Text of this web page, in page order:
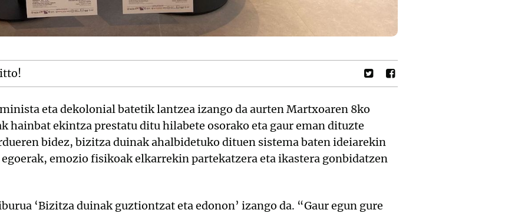
eta dekolonial batetik lantzea izango da aurten Martxoaren 8ko
hainbat ekintza prestatu ditu hilabete osorako eta gaur eman dituzte
bidez, bizitza duinak ahalbidetuko dituen sistema baten ideiarekin
emozio fisikoak elkarrekin partekatzera eta ikastera gonbidatzen
‘Bizitza duinak guztiontzat eta edonon’ izango da. “Gaur egun gure